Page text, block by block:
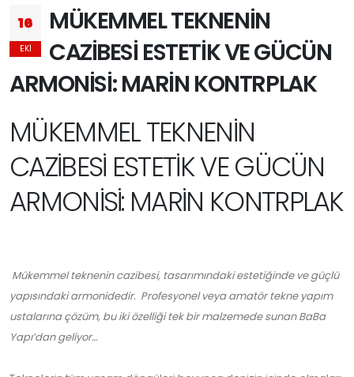
16
EKI
MÜKEMMEL TEKNENİN
CAZİBESİ ESTETİK VE GÜCÜN
ARMONİSİ: MARİN KONTRPLAK
MÜKEMMEL TEKNENİN
CAZİBESİ ESTETİK VE GÜCÜN
ARMONİSİ: MARİN KONTRPLAK
Mükemmel teknenin cazibesi, tasarımındaki estetiğinde ve güçlü
yapısındaki armonidedir. Profesyonel veya amatör tekne yapım
ustalarına çözüm, bu iki özelliği tek bir malzemede sunan BaBa
Yapı’dan geliyor…